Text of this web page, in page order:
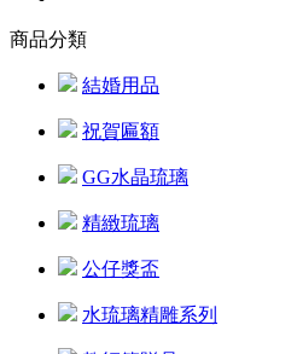
商品分類
結婚用品
祝賀匾額
GG水晶琉璃
精緻琉璃
公仔獎盃
水琉璃精雕系列